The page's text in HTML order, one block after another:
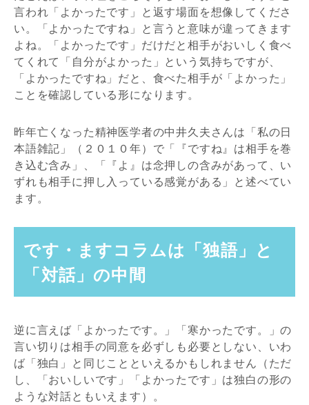
言われ「よかったです」と返す場面を想像してくださ
い。「よかったですね」と言うと意味が違ってきます
よね。「よかったです」だけだと相手がおいしく食べ
てくれて「自分がよかった」という気持ちですが、
「よかったですね」だと、食べた相手が「よかった」
ことを確認している形になります。
昨年亡くなった精神医学者の中井久夫さんは「私の日
本語雑記」（２０１０年）で「『ですね』は相手を巻
き込む含み」、「『よ』は念押しの含みがあって、い
ずれも相手に押し入っている感覚がある」と述べてい
ます。
です・ますコラムは「独語」と
「対話」の中間
逆に言えば「よかったです。」「寒かったです。」の
言い切りは相手の同意を必ずしも必要としない、いわ
ば「独白」と同じことといえるかもしれません（ただ
し、「おいしいです」「よかったです」は独白の形の
ような対話ともいえます）。